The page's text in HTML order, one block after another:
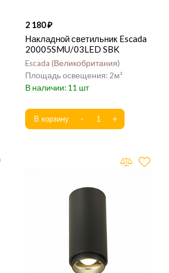
2 180
Накладной светильник Escada
20005SMU/03LED SBK
Escada Великобритания
2
11